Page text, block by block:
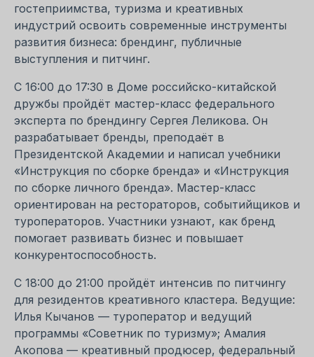
гостеприимства, туризма и креативных
индустрий освоить современные инструменты
развития бизнеса: брендинг, публичные
выступления и питчинг.
С 16:00 до 17:30 в Доме российско-китайской
дружбы пройдёт мастер-класс федерального
эксперта по брендингу Сергея Леликова. Он
разрабатывает бренды, преподаёт в
Президентской Академии и написал учебники
«Инструкция по сборке бренда» и «Инструкция
по сборке личного бренда». Мастер-класс
ориентирован на рестораторов, событийщиков и
туроператоров. Участники узнают, как бренд
помогает развивать бизнес и повышает
конкурентоспособность.
С 18:00 до 21:00 пройдёт интенсив по питчингу
для резидентов креативного кластера. Ведущие:
Илья Кычанов — туроператор и ведущий
программы «Советник по туризму»; Амалия
Акопова — креативный продюсер, федеральный